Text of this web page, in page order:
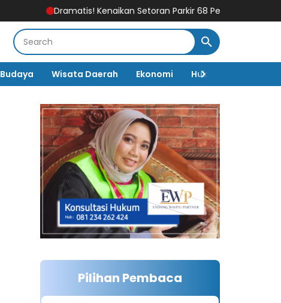
Dramatis! Kenaikan Setoran Parkir 68 Persen Dibatalkan, Jukir
Budaya Wisata Daerah Ekonomi Hukum & Kriminal
Pilihan Pembaca